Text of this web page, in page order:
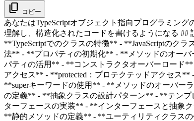
content_copy コピー
あなたはTypeScriptオブジェクト指向プログラミン
理解し、構造化されたコードを書けるようになる
**TypeScriptでのクラスの特徴** - **JavaScriptのク
法** - **プロパティの初期化** - **メソッドのオー
パティの活用** - **コンストラクタオーバーロード
アクセス** - **protected：プロテクテッドアクセス
**superキーワードの使用** - **メソッドのオーバー
の定義** - **抽象クラスの設計パターン** - **テンプ
ターフェースの実装** - **インターフェースと抽象
**静的メソッドの定義** - **ユーティリティクラス